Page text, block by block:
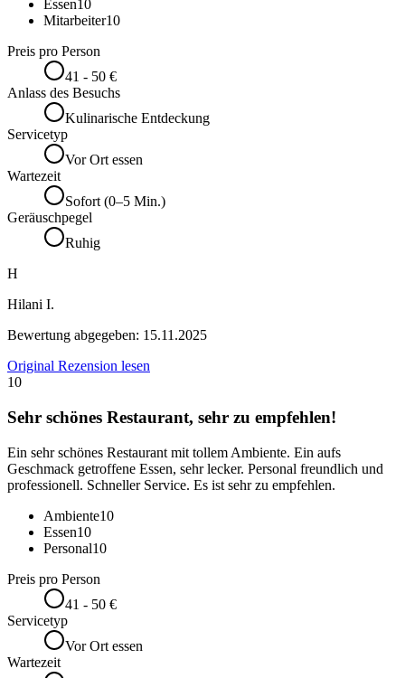
Essen10
Mitarbeiter10
Preis pro Person
41 - 50 €
Anlass des Besuchs
Kulinarische Entdeckung
Servicetyp
Vor Ort essen
Wartezeit
Sofort (0–5 Min.)
Geräuschpegel
Ruhig
H
Hilani I.
Bewertung abgegeben: 15.11.2025
Original Rezension lesen
10
Sehr schönes Restaurant, sehr zu empfehlen!
Ein sehr schönes Restaurant mit tollem Ambiente. Ein aufs
Geschmack getroffene Essen, sehr lecker. Personal freundlich und
professionell. Schneller Service. Es ist sehr zu empfehlen.
Ambiente10
Essen10
Personal10
Preis pro Person
41 - 50 €
Servicetyp
Vor Ort essen
Wartezeit